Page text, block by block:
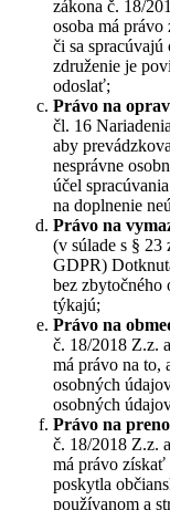
zákona č. 18/
osoba má
či sa spracúvajú
združenie je
odoslať;
Právo na
čl. 16
aby
nesprávne
účel
na doplnenie
Právo na
(v súlade s § 23
GDPR)
bez zbytočného
týkajú;
Právo na
č. 18/2018 Z.z.
má právo na to,
osobných
osobných
Právo na
č. 18/2018 Z.z.
má právo získať
poskytla
používanom a